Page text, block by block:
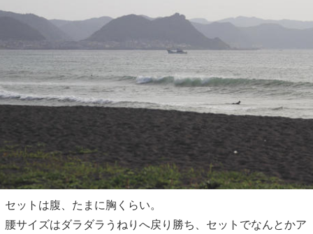
セットは腹、たまに胸くらい。
腰サイズはダラダラうねりへ戻り勝ち、セットでなんとかア